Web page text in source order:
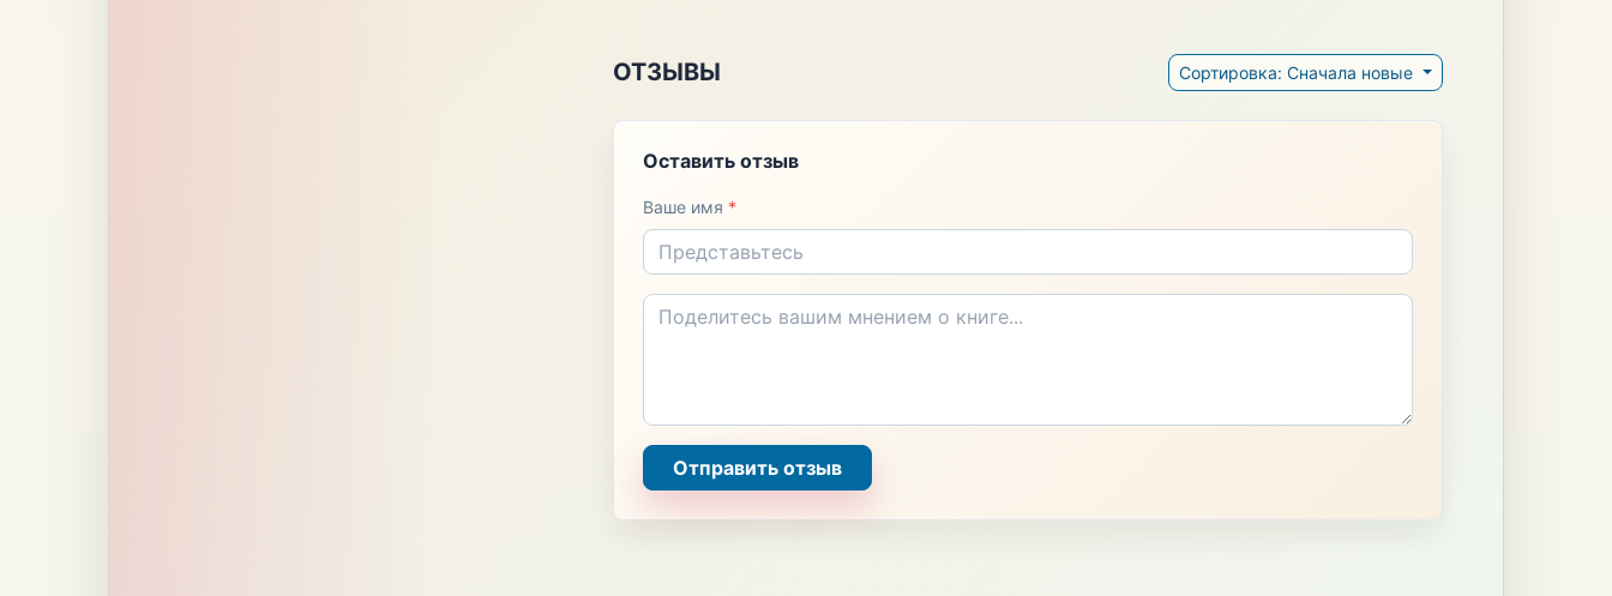
ОТЗЫВЫ Сортировка: Сначала новые
Оставить отзыв
Ваше имя *
Отправить отзыв